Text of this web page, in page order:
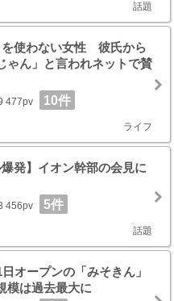
話題
を使わない女性 彼氏から
ゃん」と言われネットで賛
477pv 10件
ライフ
発】イオン幹部の会見に
456pv 5件
話題
オープンの「みそきん」
は過去最大に